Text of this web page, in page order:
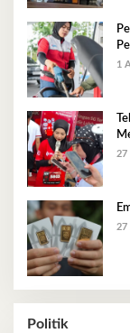
1
27
27
Politik